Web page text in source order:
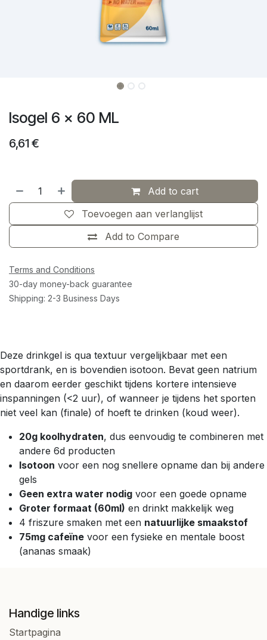
Isogel 6 x 60 ML
6,61€
Add to cart
Add to Compare
Toevoegen aan verlanglijst
Terms and Conditions
30-day money-back guarantee
Shipping: 2-3 Business Days
Deze drinkgel is qua textuur vergelijkbaar met een
sportdrank, en is bovendien isotoon. Bevat geen natrium
en daarom eerder geschikt tijdens kortere intensieve
inspanningen (<2 uur), of wanneer je tijdens het sporten
niet veel kan (finale) of hoeft te drinken (koud weer).
20g koolhydraten, dus eenvoudig te combineren met
andere 6d producten
Isotoon voor een nog snellere opname dan bij andere
gels
Geen extra water nodig voor een goede opname
Groter formaat (60ml) en drinkt makkelijk weg
4 friszure smaken met een natuurlijke smaakstof
75mg cafeïne voor een fysieke en mentale boost
(ananas smaak)
Handige links
Startpagina